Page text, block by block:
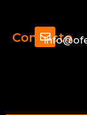
Contacto